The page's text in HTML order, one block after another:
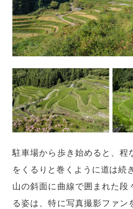
駐車場から歩き始めると、程
をくるりと巻くように道は続
山の斜面に曲線で囲まれた段
る姿は、特に写真撮影ファン